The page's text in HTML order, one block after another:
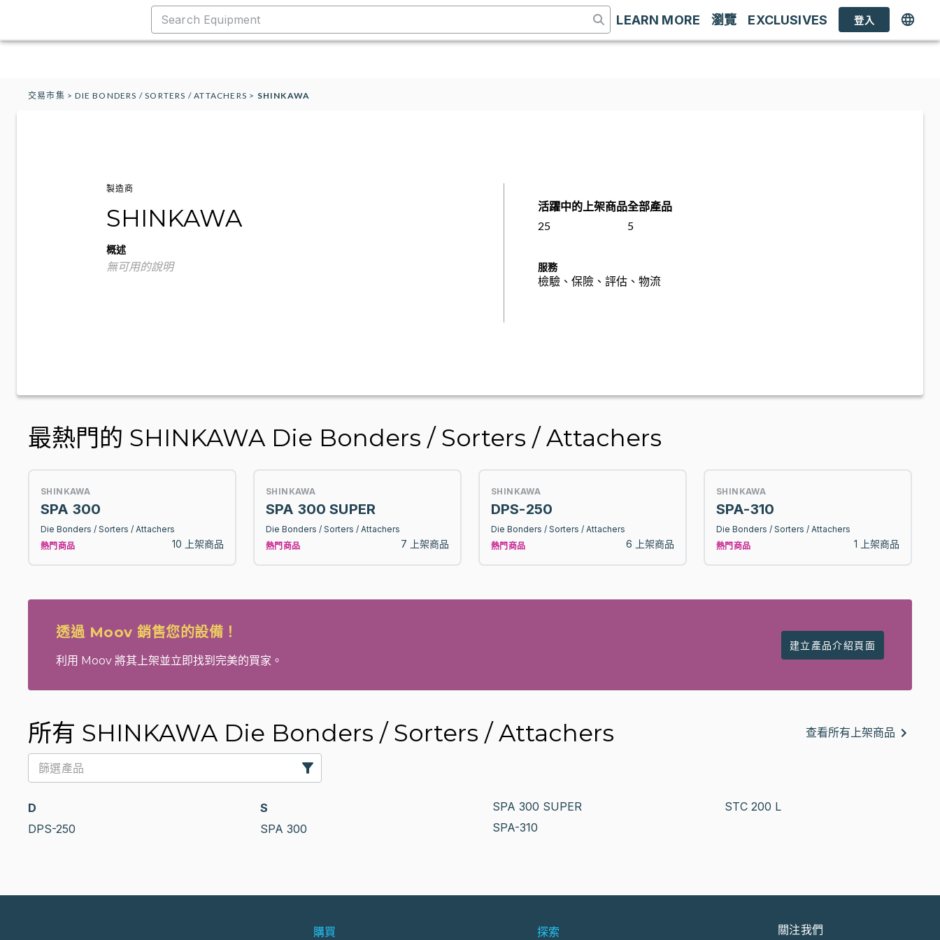
LEARN MORE 瀏覽 EXCLUSIVES 登入
交易市集 >DIE BONDERS / SORTERS / ATTACHERS > SHINKAWA
製造商
SHINKAWA
概述
無可用的說明
活躍中的上架商品
25
全部產品
5
服務
檢驗、保險、評估、物流
最熱門的 SHINKAWA Die Bonders / Sorters / Attachers
SHINKAWA
SPA 300
Die Bonders / Sorters / Attachers
熱門商品
10 上架商品
SHINKAWA
SPA 300 SUPER
Die Bonders / Sorters / Attachers
熱門商品
7 上架商品
SHINKAWA
DPS-250
Die Bonders / Sorters / Attachers
熱門商品
6 上架商品
SHINKAWA
SPA-310
Die Bonders / Sorters / Attachers
熱門商品
1 上架商品
透過 Moov 銷售您的設備！
利用 Moov 將其上架並立即找到完美的買家。
建立產品介紹頁面
所有 SHINKAWA Die Bonders / Sorters / Attachers 查看所有上架商品
D
DPS-250
S
SPA 300
SPA 300 SUPER
SPA-310
STC 200 L
購買 探索 關注我們